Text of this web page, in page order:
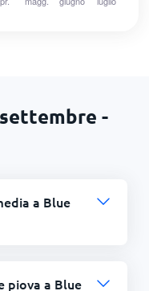
-
a Blue
piova a Blue